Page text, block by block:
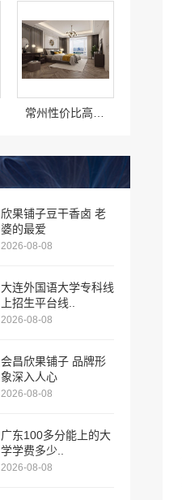
欣果铺子豆干香卤 老
婆的最爱
2026-08-08
大连外国语大学专科线
上招生平台线..
2026-08-08
会昌欣果铺子 品牌形
象深入人心
2026-08-08
广东100多分能上的大
学学费多少..
2026-08-08